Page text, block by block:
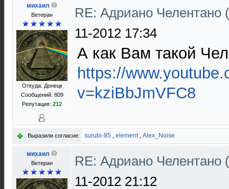
михаил
Ветеран
Откуда: Донецк
Сообщений: 809
Репутация: 212
RE: Адриано Челентано
11-2012 17:34
А как Вам такой
https://
v=kziBbJmVFC8
Выразили согласие: surubi-85 , element, Alex_Noise
михаил
Ветеран
RE: Адриано Челентано
11-2012 21:12